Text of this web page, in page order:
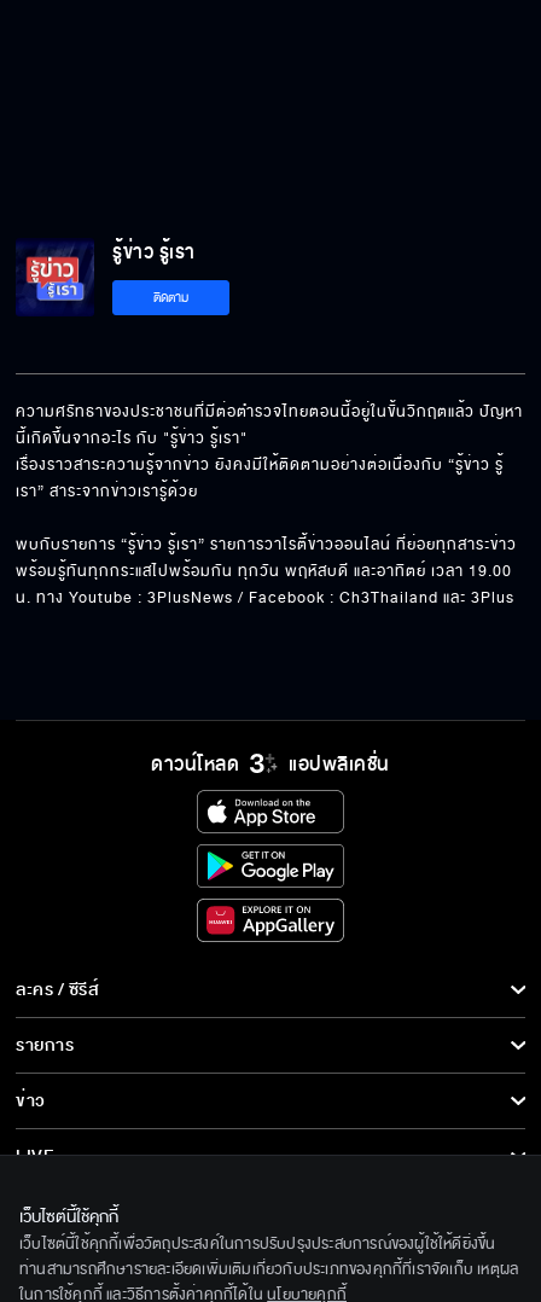
รู้ข่าว รู้เรา
ติดตาม
ความศรัทธาของประชาชนที่มีต่อตำรวจไทยตอนนี้อยู่ในขั้นวิกฤตแล้ว ปัญหา
นี้เกิดขึ้นจากอะไร กับ "รู้ข่าว รู้เรา"
เรื่องราวสาระความรู้จากข่าว ยังคงมีให้ติดตามอย่างต่อเนื่องกับ “รู้ข่าว รู้
เรา” สาระจากข่าวเรารู้ด้วย
พบกับรายการ “รู้ข่าว รู้เรา” รายการวาไรตี้ข่าวออนไลน์ ที่ย่อยทุกสาระข่าว
พร้อมรู้ทันทุกกระแสไปพร้อมกัน ทุกวัน พฤหัสบดี และอาทิตย์ เวลา 19.00
น. ทาง Youtube : 3PlusNews / Facebook : Ch3Thailand และ 3Plus
ดาวน์โหลด แอปพลิเคชั่น
ละคร / ซีรีส์
ละคร/ซีรีส์
ซีรีส์นานาชาติ
การ์ตูน & เกม
รายการ
รายการทั้งหมด
ข่าว
ข่าวทั้งหมด
ข่าวประชาสัมพันธ์
LIVE
เกี่ยวกับเรา
BEC World
ติดตามเราได้ที่
เว็บไซต์นี้ใช้คุกกี้
เว็บไซต์นี้ใช้คุกกี้เพื่อวัตถุประสงค์ในการปรับปรุงประสบการณ์ของผู้ใช้ให้ดียิ่งขึ้น
ท่านสามารถศึกษารายละเอียดเพิ่มเติมเกี่ยวกับประเภทของคุกกี้ที่เราจัดเก็บ เหตุผล
ในการใช้คุกกี้ และวิธีการตั้งค่าคุกกี้ได้ใน นโยบายคุกกี้